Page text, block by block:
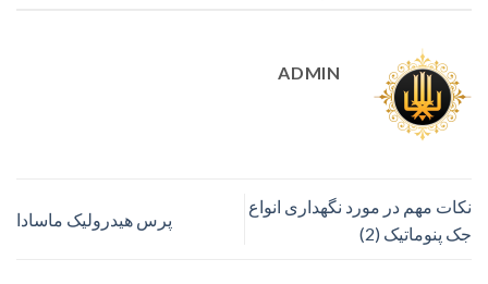
ADMIN
نکات مهم در مورد نگهداری انواع
جک پنوماتیک (2)
پرس هیدرولیک ماسادا